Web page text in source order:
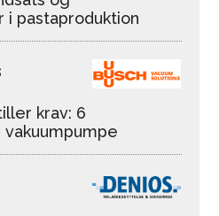
i pastaproduktion
krav: 6